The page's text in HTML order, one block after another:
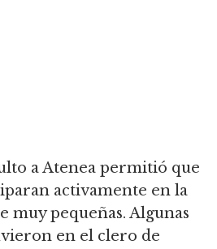
a Atenea permitió que
activamente en la
muy pequeñas. Algunas
en el clero de